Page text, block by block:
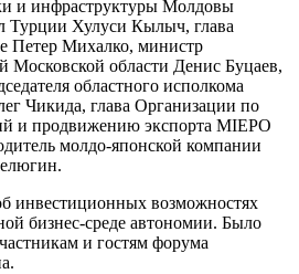
и инфраструктуры Молдовы
Турции Хулуси Кылыч, глава
Петер Михалко, министр
Московской области Денис Буцаев,
областного исполкома
Чикида, глава Организации по
и продвижению экспорта MIEPO
молдо-японской компании
инвестиционных возможностях
бизнес-среде автономии. Было
и гостям форума